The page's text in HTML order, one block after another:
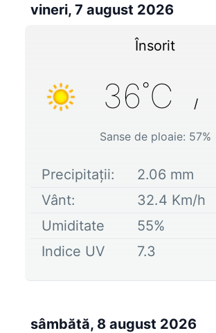
vineri, 7 august 2026
Însorit
36˚C /
Sanse de ploaie: 57%
Precipitații: 2.06 mm
Vânt:
32.4 Km/h
Umiditate
55%
Indice UV
7.3
sâmbătă, 8 august 2026